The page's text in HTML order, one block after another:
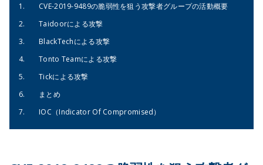
CVE-2019-9489の脆弱性を狙う攻撃者グループの活動概要
Taidoorによる攻撃
BlackTechによる攻撃
Tonto Teamによる攻撃
Tickによる攻撃
まとめ
IOC（Indicator Of Compromised）